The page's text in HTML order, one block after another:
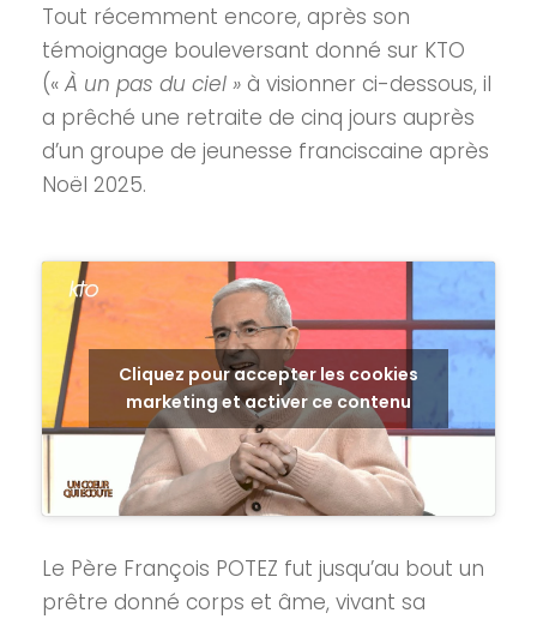
Tout récemment encore, après son
témoignage bouleversant donné sur KTO
(« À un pas du ciel » à visionner ci-dessous, il
a prêché une retraite de cinq jours auprès
d’un groupe de jeunesse franciscaine après
Noël 2025.
Cliquez pour accepter les cookies
marketing et activer ce contenu
Le Père François POTEZ fut jusqu’au bout un
prêtre donné corps et âme, vivant sa